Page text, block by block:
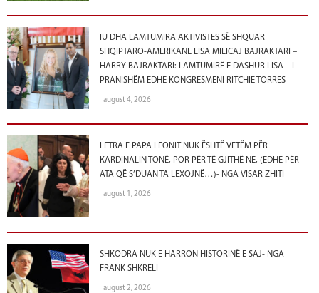
IU DHA LAMTUMIRA AKTIVISTES SË SHQUAR
SHQIPTARO-AMERIKANE LISA MILICAJ BAJRAKTARI –
HARRY BAJRAKTARI: LAMTUMIRË E DASHUR LISA – I
PRANISHËM EDHE KONGRESMENI RITCHIE TORRES
august 4, 2026
LETRA E PAPA LEONIT NUK ËSHTË VETËM PËR
KARDINALIN TONË, POR PËR TË GJITHË NE, (EDHE PËR
ATA QË S’DUAN TA LEXOJNË…)- NGA VISAR ZHITI
august 1, 2026
SHKODRA NUK E HARRON HISTORINË E SAJ- NGA
FRANK SHKRELI
august 2, 2026